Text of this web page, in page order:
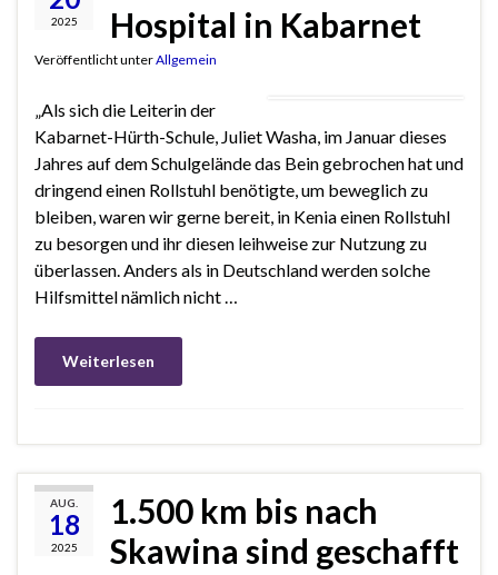
2025
Hospital in Kabarnet
Veröffentlicht unterAllgemein
„Als sich die Leiterin der
Kabarnet-Hürth-Schule, Juliet Washa, im Januar dieses
Jahres auf dem Schulgelände das Bein gebrochen hat und
dringend einen Rollstuhl benötigte, um beweglich zu
bleiben, waren wir gerne bereit, in Kenia einen Rollstuhl
zu besorgen und ihr diesen leihweise zur Nutzung zu
überlassen. Anders als in Deutschland werden solche
Hilfsmittel nämlich nicht …
Weiterlesen
AUG.
18
2025
1.500 km bis nach
Skawina sind geschafft